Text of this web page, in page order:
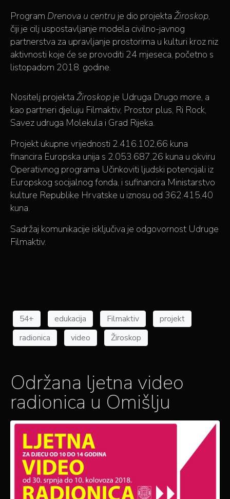
Program Drenova u centru je dio projekta Žiroskop,
čiji je cilj uspostavljanje modela civilno-javnog
partnerstva za upravljanje prostorima u kulturi kroz niz
aktivnosti koje će se provoditi 24 mjeseca, početno s
listopadom 2018. godine.
Nositelj projekta Žiroskop je Udruga Drugo more, a
kao partneri djeluju Filmaktiv, Prostor plus, Ri Rock,
Savez udruga Molekula i Grad Rijeka.
Projekt ukupne vrijednosti 2.416.102,66 kuna
financira Europska unija s 2.053.687,26 kuna u okviru
Operativnog programa Učinkoviti ljudski potencijali iz
Europskog socijalnog fonda, i sufinancira Ministarstvo
kulture Republike Hrvatske u iznosu od 362.415,40
kuna.
Sadržaj komunikacije isključiva je odgovornost Udruge
Filmaktiv.
54+ edukacija Filmaktiv
projekt
radionica
video Žiroskop
Održana ljetna video
radionica u Omišlju